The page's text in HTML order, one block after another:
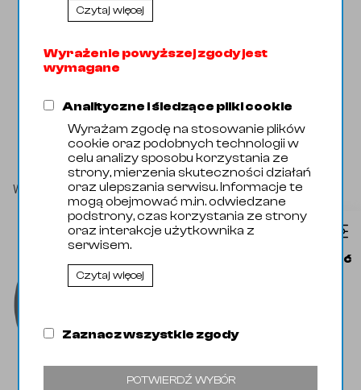
Wszystko / Domyślna🡒
Dostępność
Czytaj więcej
Wyrażenie powyższej zgody jest
wymagane
Analityczne i śledzące pliki cookie
Wyrażam zgodę na stosowanie plików
cookie oraz podobnych technologii w
celu analizy sposobu korzystania ze
strony, mierzenia skuteczności działań
oraz ulepszania serwisu. Informacje te
mogą obejmować m.in. odwiedzane
podstrony, czas korzystania ze strony
oraz interakcje użytkownika z
serwisem.
Czytaj więcej
Zaznacz wszystkie zgody
POTWIERDŹ WYBÓR